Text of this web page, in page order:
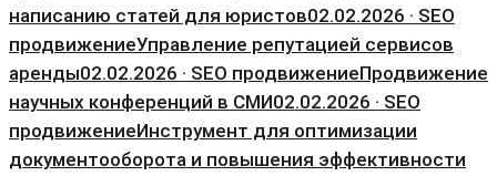
написанию статей для юристов02.02.2026 · SEO
продвижениеУправление репутацией сервисов
аренды02.02.2026 · SEO продвижениеПродвижение
научных конференций в СМИ02.02.2026 · SEO
продвижениеИнструмент для оптимизации
документооборота и повышения эффективности